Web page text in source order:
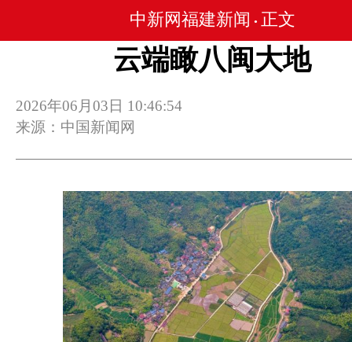
中新网福建新闻 • 正文
云端瞰八闽大地
2026年06月03日 10:46:54
来源：中国新闻网